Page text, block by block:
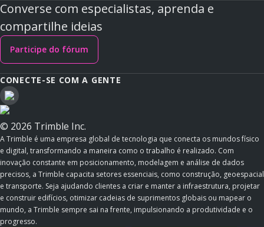
Converse com especialistas, aprenda e
compartilhe ideias
Participe do fórum
CONECTE-SE COM A GENTE
© 2026 Trimble Inc.
A Trimble é uma empresa global de tecnologia que conecta os mundos físico
e digital, transformando a maneira como o trabalho é realizado. Com
inovação constante em posicionamento, modelagem e análise de dados
precisos, a Trimble capacita setores essenciais, como construção, geoespacial
e transporte. Seja ajudando clientes a criar e manter a infraestrutura, projetar
e construir edifícios, otimizar cadeias de suprimentos globais ou mapear o
mundo, a Trimble sempre sai na frente, impulsionando a produtividade e o
progresso.